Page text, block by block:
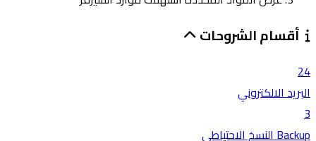
أقسام الشروحات
24
البريد الالكتروني
3
Backup النسخ الاحتياطي